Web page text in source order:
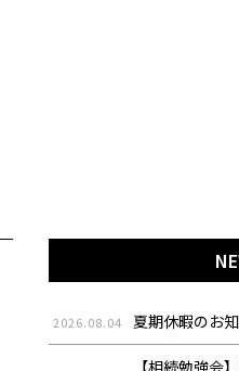
2026.08.04 夏期休暇のお
【相続勉強会